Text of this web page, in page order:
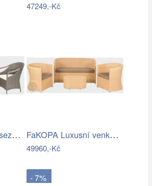
47249,-Kč
FaKOPA Venkovní sezení z umělého… FaKOPA Luxusní venkovní sezení z…
49960,-Kč
- 7%